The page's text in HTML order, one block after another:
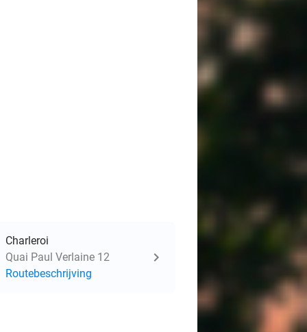
Charleroi
Quai Paul Verlaine 12
Routebeschrijving